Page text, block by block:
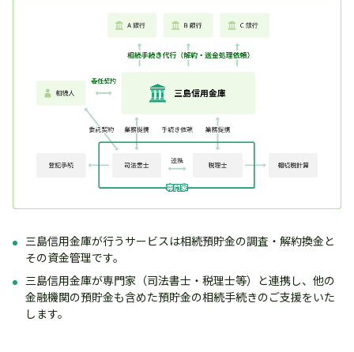
三島信用金庫が行うサービスは相続預貯金の調査・解約換金と
その資金管理です。
三島信用金庫が専門家（司法書士・税理士等）と連携し、他の
金融機関の預貯金も含めた預貯金の相続手続きのご支援をいた
します。